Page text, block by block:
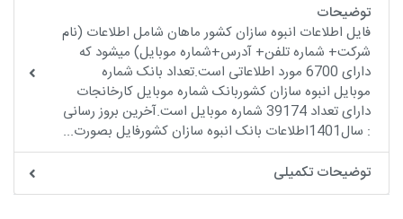
توضیحات
فایل اطلاعات انبوه سازان کشور ماهان شامل اطلاعات (نام
شرکت+ شماره تلفن+ آدرس+شماره موبایل) میشود که
دارای 6700 مورد اطلاعاتی است.تعداد بانک شماره
موبایل انبوه سازان کشوربانک شماره موبایل کارخانجات
دارای تعداد 39174 شماره موبایل است.آخرین بروز رسانی
: سال1401اطلاعات بانک انبوه سازان کشورفایل بصورت...
توضیحات تکمیلی